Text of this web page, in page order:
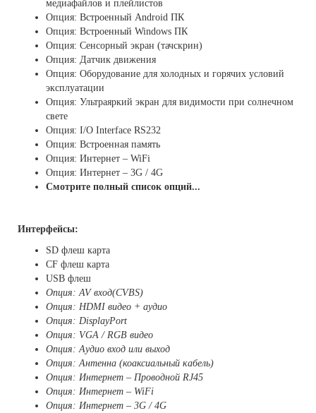
медиафайлов и плейлистов
Опция: Встроенный Android ПК
Опция: Встроенный Windows ПК
Опция: Сенсорный экран (тачскрин)
Опция: Датчик движения
Опция: Оборудование для холодных и горячих условий
эксплуатации
Опция: Ультраяркий экран для видимости при солнечном
свете
Опция: I/O Interface RS232
Опция: Встроенная память
Опция: Интернет – WiFi
Опция: Интернет – 3G / 4G
Смотрите полный список опций...
Интерфейсы:
SD флеш карта
CF флеш карта
USB флеш
Опция: AV вход(CVBS)
Опция: HDMI видео + аудио
Опция: DisplayPort
Опция: VGA / RGB видео
Опция: Аудио вход или выход
Опция: Антенна (коаксиальный кабель)
Опция: Интернет – Проводной RJ45
Опция: Интернет – WiFi
Опция: Интернет – 3G / 4G